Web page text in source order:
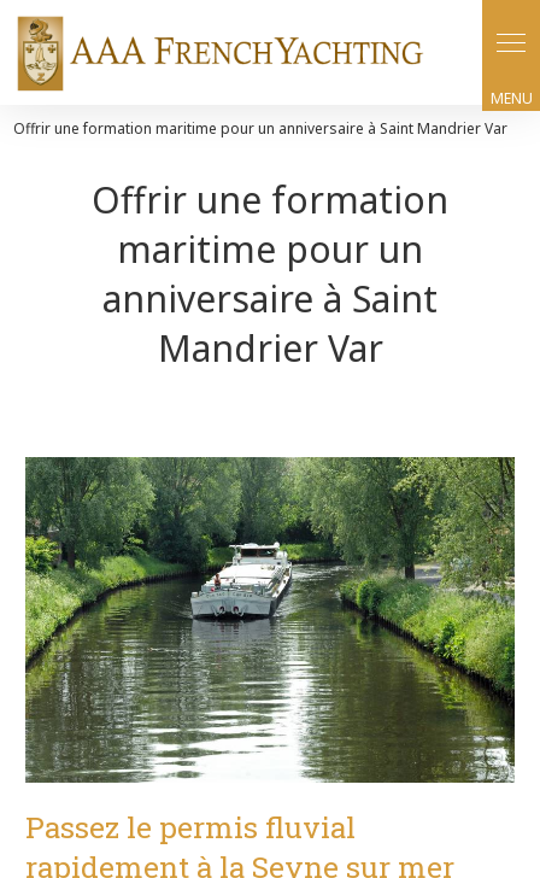
Offrir une formation maritime pour un anniversaire à Saint Mandrier Var
Offrir une formation
maritime pour un
anniversaire à Saint
Mandrier Var
Passez le permis fluvial
rapidement à la Seyne sur mer
Panneau de gestion des cookies